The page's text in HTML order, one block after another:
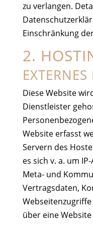
zu verlangen.
Einschränkung
2.
Diese Website
Dienstleister
Website erfasst
Servern des
es sich v. a. um
Meta- und
Vertragsdaten,
über eine